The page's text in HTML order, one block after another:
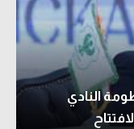
النادي